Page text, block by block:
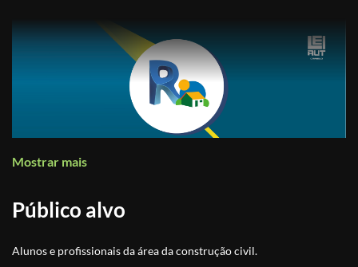
Mostrar mais
Público alvo
Alunos e profissionais da área da construção civil.